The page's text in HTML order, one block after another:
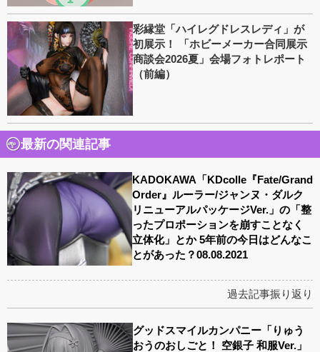
彩縁堂「ハイレグドレスレディ」が
初展示！ 「ホビーメーカー合同展示
商談会2026夏」会場フォトレポート
（前編）
最新の関連記事
KADOKAWA「KDcolle『Fate/Grand
Order』ルーラー/ジャンヌ・ダルク
リニューアルパッケージVer.」の「整
ったプロポーションを崩すことなく
立体化」とか 5年前の今日はどんなこ
とがあった？08.08.2021
過去記事振り返り
グッドスマイルカンパニー「りゅう
おうのおしごと！ 空銀子 和服Ver.」